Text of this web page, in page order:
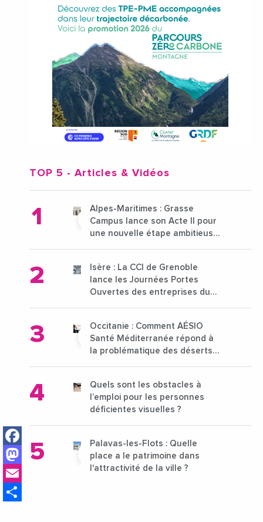
Facebook
Mastodon
TOP 5 - Articles & Vidéos
Alpes-Maritimes : Grasse
Campus lance son Acte II pour
une nouvelle étape ambitieuse
Isère : La CCI de Grenoble
lance les Journées Portes
Ouvertes des entreprises du
Occitanie : Comment AÉSIO
Santé Méditerranée répond à
la problématique des déserts
Quels sont les obstacles à
l’emploi pour les personnes
déficientes visuelles ?
Palavas-les-Flots : Quelle
place a le patrimoine dans
l'attractivité de la ville ?